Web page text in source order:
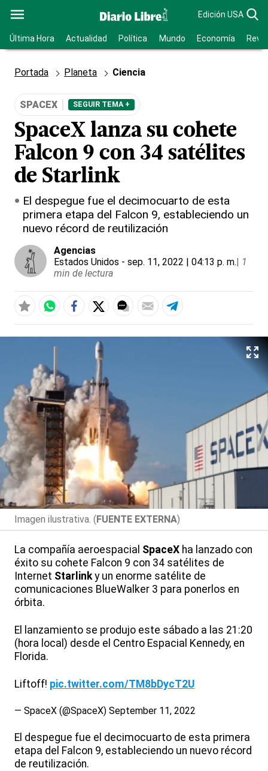
Edición USA
Última Hora Actualidad Política Mundo Economía
Portada Planeta Ciencia
SPACEX SEGUIR TEMA +
SpaceX lanza su cohete
Falcon 9 con 34 satélites
de Starlink
El despegue fue el decimocuarto de esta
primera etapa del Falcon 9, estableciendo un
nuevo récord de reutilización
Agencias
Estados Unidos - sep. 11, 2022 | 04:13 p. m.| 1
min de lectura
Imagen ilustrativa. (FUENTE EXTERNA)
La compañía aeroespacial SpaceX ha lanzado con
éxito su cohete Falcon 9 con 34 satélites de
Internet Starlinky un enorme satélite de
comunicaciones BlueWalker 3 para ponerlos en
órbita.
El lanzamiento se produjo este sábado a las 21:20
(hora local) desde el Centro Espacial Kennedy, en
Florida.
Liftoff! pic.twitter.com/TM8bDycT2U
— SpaceX (@SpaceX) September 11, 2022
El despegue fue el decimocuarto de esta primera
etapa del Falcon 9, estableciendo un nuevo récord
de reutilización.